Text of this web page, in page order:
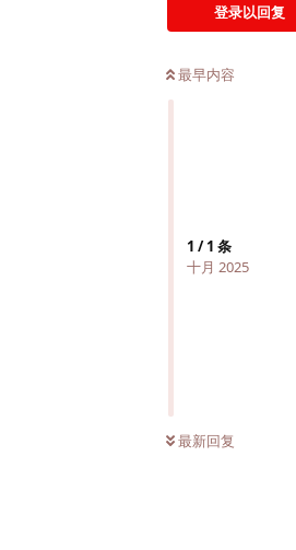
登录以回复
最早内容
1 /1 条
十月 2025
最新回复